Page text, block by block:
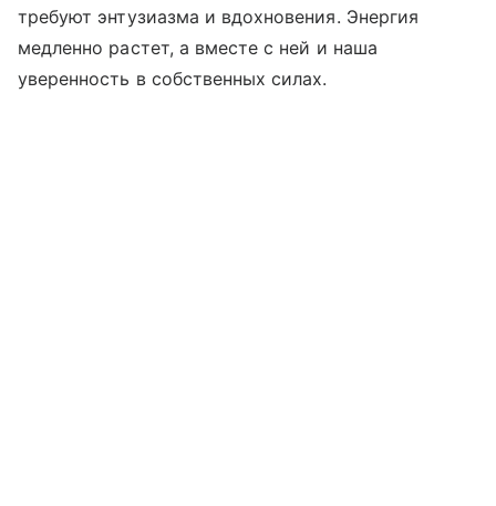
требуют энтузиазма и вдохновения. Энергия
медленно растет, а вместе с ней и наша
уверенность в собственных силах.